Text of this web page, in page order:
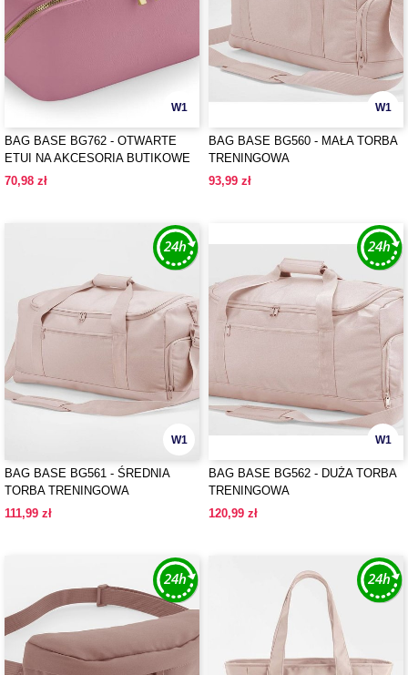
W1
BAG BASE BG762 - OTWARTE
ETUI NA AKCESORIA BUTIKOWE
70,98 zł
W1
BAG BASE BG560 - MAŁA TORBA
TRENINGOWA
93,99 zł
W1
BAG BASE BG561 - ŚREDNIA
TORBA TRENINGOWA
111,99 zł
W1
BAG BASE BG562 - DUŻA TORBA
TRENINGOWA
120,99 zł